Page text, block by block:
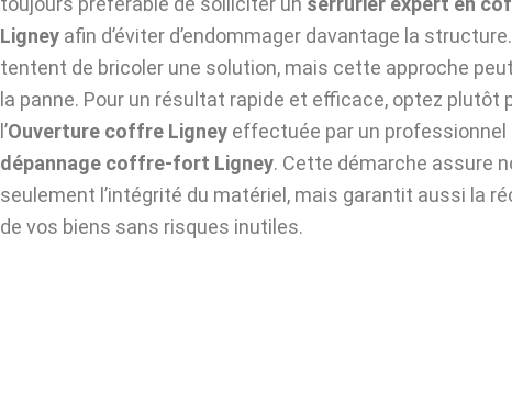
Ligney afin d’éviter d’endommager davantage la
tentent de bricoler une solution, mais cette approche
la panne. Pour un résultat rapide et efficace, optez plutôt
l’Ouverture coffre Ligney effectuée par un professionnel
dépannage coffre-fort Ligney. Cette démarche assure
seulement l’intégrité du matériel, mais garantit aussi la
de vos biens sans risques inutiles.